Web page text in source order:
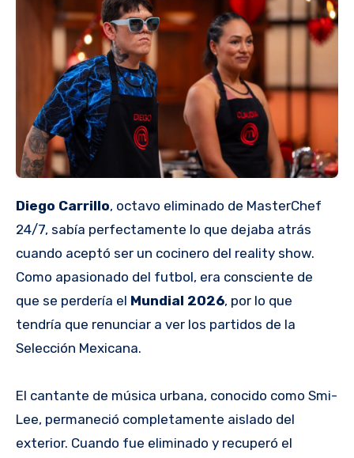
Diego Carrillo, octavo eliminado de MasterChef
24/7, sabía perfectamente lo que dejaba atrás
cuando aceptó ser un cocinero del reality show.
Como apasionado del futbol, era consciente de
que se perdería el Mundial 2026, por lo que
tendría que renunciar a ver los partidos de la
Selección Mexicana.
El cantante de música urbana, conocido como Smi-
Lee, permaneció completamente aislado del
exterior. Cuando fue eliminado y recuperó el